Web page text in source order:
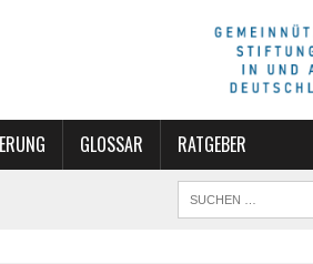
GLOSSAR RATGEBER